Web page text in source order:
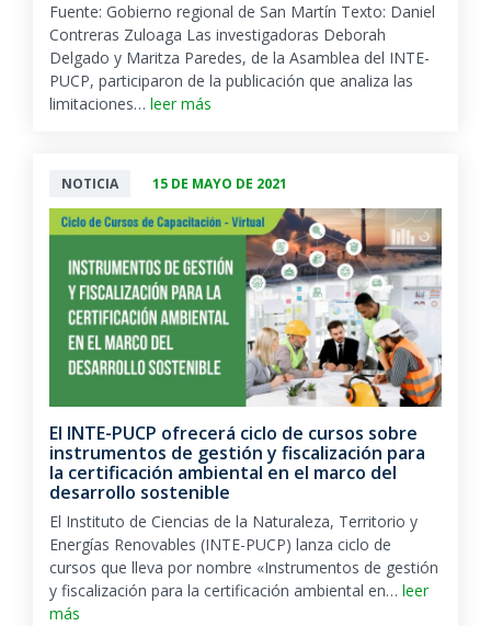
Fuente: Gobierno regional de San Martín Texto: Daniel
Contreras Zuloaga Las investigadoras Deborah
Delgado y Maritza Paredes, de la Asamblea del INTE-
PUCP, participaron de la publicación que analiza las
limitaciones… leer más
NOTICIA 15 DE MAYO DE 2021
El INTE-PUCP ofrecerá ciclo de cursos sobre
instrumentos de gestión y fiscalización para
la certificación ambiental en el marco del
desarrollo sostenible
El Instituto de Ciencias de la Naturaleza, Territorio y
Energías Renovables (INTE-PUCP) lanza ciclo de
cursos que lleva por nombre «Instrumentos de gestión
y fiscalización para la certificación ambiental en… leer
más